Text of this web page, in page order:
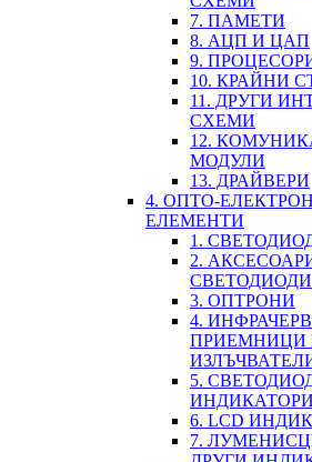
7. ПАМЕТИ
8. АЦП И ЦАП
9.
10. КРАЙНИ
11. ДРУГИ
СХЕМИ
12.
МОДУЛИ
13. ДРАЙВЕРИ
4. ОПТО-
ЕЛЕМЕНТИ
1.
2.
СВЕТОДИОДИ
3. ОПТРОНИ
4.
ПРИЕМНИЦИ
5.
ИНДИКАТОРИ
6. LCD
7.